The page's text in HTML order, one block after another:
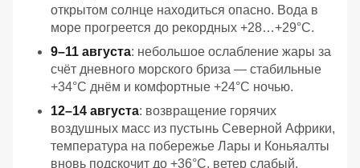
открытом солнце находиться опасно. Вода в
море прогреется до рекордных +28…+29°C.
9–11 августа: небольшое ослабление жары за
счёт дневного морского бриза — стабильные
+34°C днём и комфортные +24°C ночью.
12–14 августа: возвращение горячих
воздушных масс из пустынь Северной Африки,
температура на побережье Лары и Коньяалты
вновь подскочит до +36°C, ветер слабый.